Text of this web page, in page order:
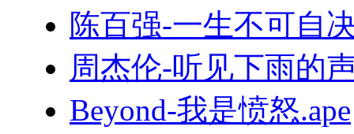
陈百强-一生不可自
周杰伦-听见下雨的
Beyond-我是愤怒.ape